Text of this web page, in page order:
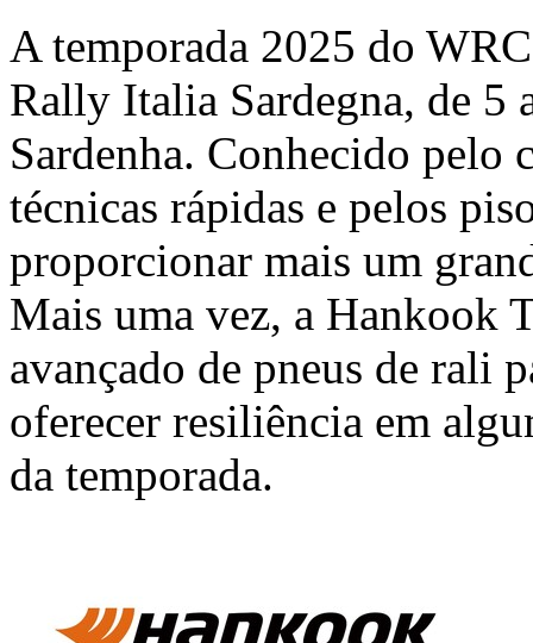
A temporada 2025 do
Rally Italia Sardegna, de 5
Sardenha. Conhecido pelo
técnicas rápidas e pelos
proporcionar mais um
Mais uma vez, a Hankook
avançado de pneus de rali
oferecer resiliência em
da temporada.